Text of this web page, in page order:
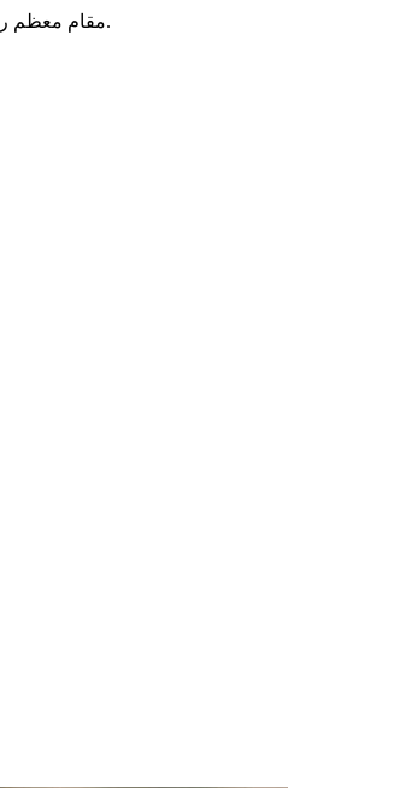
مقام معظم رهبری: در طول تاریخ، رنگ های گوناگون بر سیاست این کشور پهناور سایه افکند؛ اما رنگ ثابت مردم گیلان، رنگ ایمان بود.